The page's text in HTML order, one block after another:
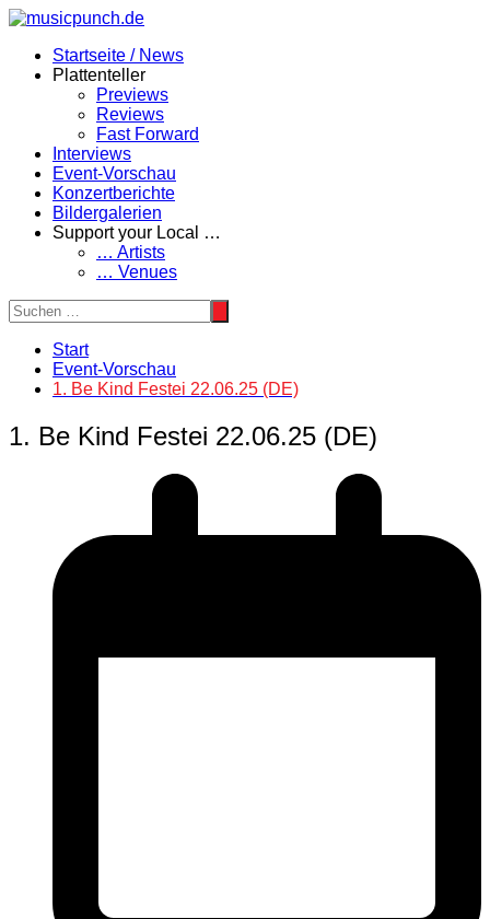
Zum
springenStartseite / News
Plattenteller
Previews
Reviews
Fast Forward
Interviews
Event-Vorschau
Konzertberichte
Bildergalerien
Support your Local …
… Artists
… Venues
Start
Event-Vorschau
1. Be Kind Festei 22.06.25 (DE)
1. Be Kind Festei 22.06.25 (DE)